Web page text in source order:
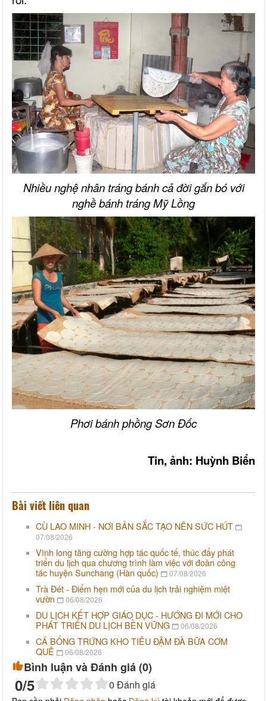
Nhiều nghệ nhân tráng bánh cả đời gắn bó với
nghề bánh tráng Mỹ Lồng
Phơi bánh phồng Sơn Đốc
Tin, ảnh: Huỳnh Biển
Bài viết liên quan
CÙ LAO MINH - NƠI BẢN SẮC TẠO NÊN SỨC HÚT
07/08/2026
Vĩnh long tăng cường hợp tác quốc tế, thúc đẩy phát
triển du lịch qua chương trình làm việc với đoàn công
tác huyện Sunchang (Hàn quốc)
07/08/2026
Trà Đét - Điểm hẹn mới của du lịch trải nghiệm miệt
vườn
06/08/2026
DU LỊCH KẾT HỢP GIÁO DỤC - HƯỚNG ĐI MỚI CHO
PHÁT TRIỂN DU LỊCH BỀN VỮNG
06/08/2026
CÁ BỐNG TRỨNG KHO TIÊU ĐẬM ĐÀ BỮA CƠM
QUÊ
06/08/2026
Bình luận và Đánh giá (0)
0/5 0 Đánh giá